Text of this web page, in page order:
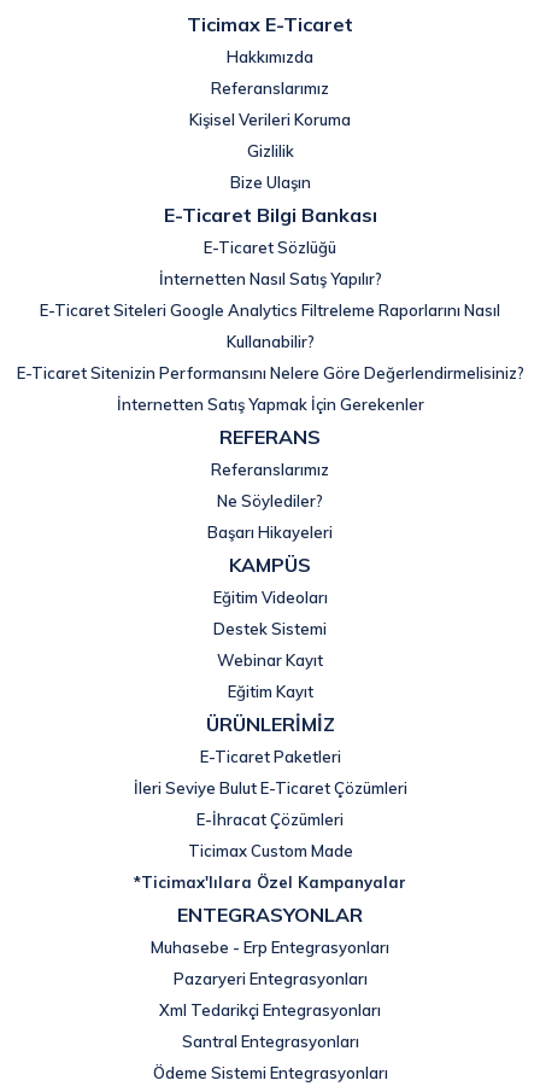
Ticimax E-Ticaret
Hakkımızda
Referanslarımız
Kişisel Verileri Koruma
Gizlilik
Bize Ulaşın
E-Ticaret Bilgi Bankası
E-Ticaret Sözlüğü
İnternetten Nasıl Satış Yapılır?
E-Ticaret Siteleri Google Analytics Filtreleme Raporlarını Nasıl
Kullanabilir?
E-Ticaret Sitenizin Performansını Nelere Göre Değerlendirmelisiniz?
İnternetten Satış Yapmak İçin Gerekenler
REFERANS
Referanslarımız
Ne Söylediler?
Başarı Hikayeleri
KAMPÜS
Eğitim Videoları
Destek Sistemi
Webinar Kayıt
Eğitim Kayıt
ÜRÜNLERİMİZ
E-Ticaret Paketleri
İleri Seviye Bulut E-Ticaret Çözümleri
E-İhracat Çözümleri
Ticimax Custom Made
*Ticimax'lılara Özel Kampanyalar
ENTEGRASYONLAR
Muhasebe - Erp Entegrasyonları
Pazaryeri Entegrasyonları
Xml Tedarikçi Entegrasyonları
Santral Entegrasyonları
Ödeme Sistemi Entegrasyonları